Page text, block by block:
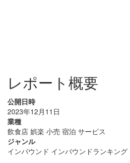
レポート概要
公開日時
2023年12月11日
業種
飲食店 娯楽 小売 宿泊 サービス
ジャンル
インバウンド インバウンドランキング